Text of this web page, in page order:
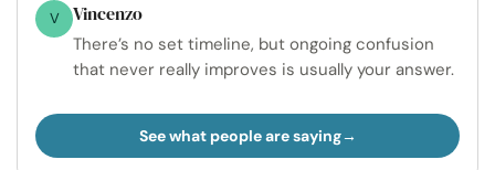
V Vincenzo
There’s no set timeline, but ongoing confusion
that never really improves is usually your answer.
See what people are saying